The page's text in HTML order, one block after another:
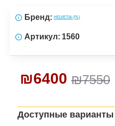
₪7550
₪6400
Бренд: HELVETIA (PL)
Артикул: 1560
Доступные варианты